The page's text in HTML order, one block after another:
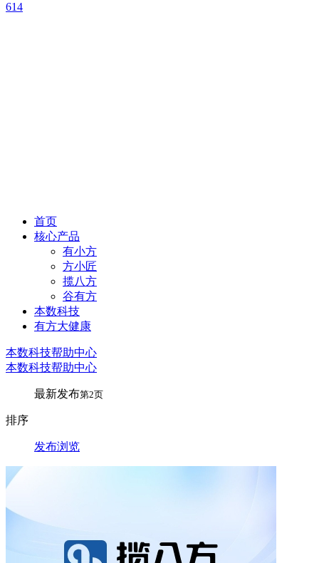
614
首页
核心产品
有小方
方小匠
揽八方
谷有方
本数科技
有方大健康
本数科技帮助中心
本数科技帮助中心
最新发布第2页
排序
发布浏览